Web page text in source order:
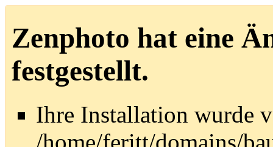
Zenphoto hat eine
festgestellt.
Ihre Installation wurde
/home/feritt/domains/